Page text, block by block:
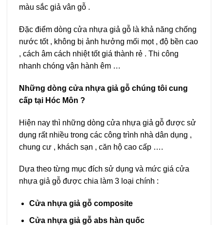
màu sắc giả vân gỗ .
Đặc điểm dòng cửa nhựa giả gỗ là khả năng chống
nước tốt , không bị ảnh hưởng mối mọt , độ bền cao
, cách âm cách nhiệt tốt giá thành rẻ . Thi công
nhanh chóng vận hành êm …
Những dòng cửa nhựa giả gỗ chúng tôi cung
cấp tại Hóc Môn ?
Hiện nay thì những dòng cửa nhựa giả gỗ được sử
dụng rất nhiều trong các công trình nhà dân dụng ,
chung cư , khách sạn , căn hộ cao cấp ….
Dựa theo từng mục đích sử dụng và mức giá cửa
nhựa giả gỗ được chia làm 3 loại chính :
Cửa nhựa giả gỗ composite
Cửa nhựa giả gỗ abs hàn quốc